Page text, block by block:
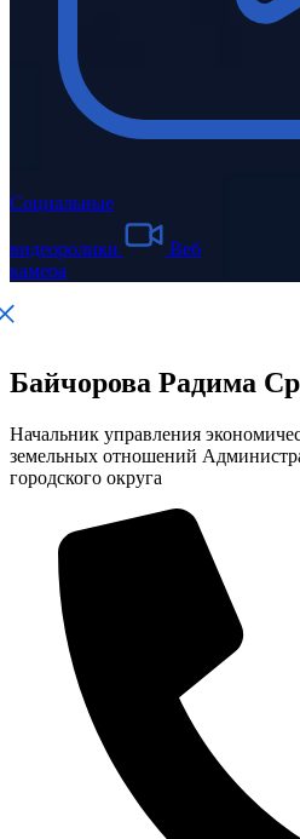
Социальные
видеоролики
Веб
камера
Байчорова Радима
Начальник управления
земельных отношений
городского округа